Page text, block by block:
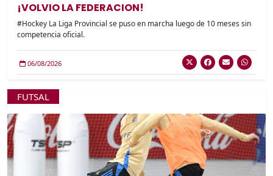
¡VOLVIO LA FEDERACION!
#Hockey La Liga Provincial se puso en marcha luego de 10 meses sin
competencia oficial.
06/08/2026
FUTSAL